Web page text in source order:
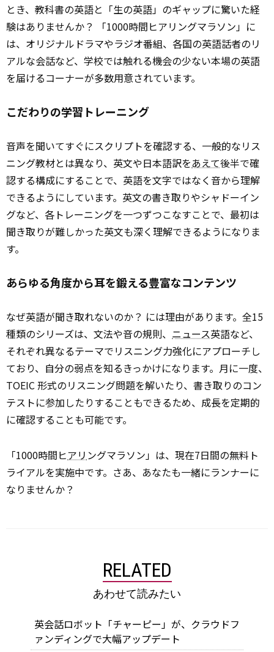
とき、教科書の英語と「生の英語」のギャップに驚いた経
験はありませんか？ 「1000時間ヒアリングマラソン」に
は、オリジナルドラマやラジオ番組、各国の英語話者のリ
アルな会話など、学校では触れる機会の少ない本場の英語
を届けるコーナーが多数用意されています。
こだわりの学習トレーニング
音声を聞いてすぐにスクリプトを確認する、一般的なリス
ニング教材とは異なり、英文や日本語訳をあえて後半で確
認する構成にすることで、英語を文字ではなく音から理解
できるようにしています。英文の書き取りやシャドーイン
グなど、各トレーニングを一つずつこなすことで、最初は
聞き取りが難しかった英文も深く理解できるようになりま
す。
あらゆる角度から耳を鍛える豊富なコンテンツ
なぜ英語が聞き取れないのか？ には理由があります。全15
種類のシリーズは、文法や音の規則、 ニュース英語など、
それぞれ異なるテーマでリスニング力強化にアプローチし
ており、自分の弱点を知るきっかけになります。月に一度、
TOEIC 形式のリスニング問題を解いたり、書き取りのコン
テストに参加したりすることもできるため、成長を定期的
に確認することも可能です。
「1000時間ヒアリ ングマラソン」は、現在7日間の無料ト
ライアルを実施中です。さあ、あなたも一緒にランナーに
なりませんか？
RELATED
あわせて読みたい
英会話ロボット「チャーピー」が、クラウドフ
ァンディングで大幅アップデート